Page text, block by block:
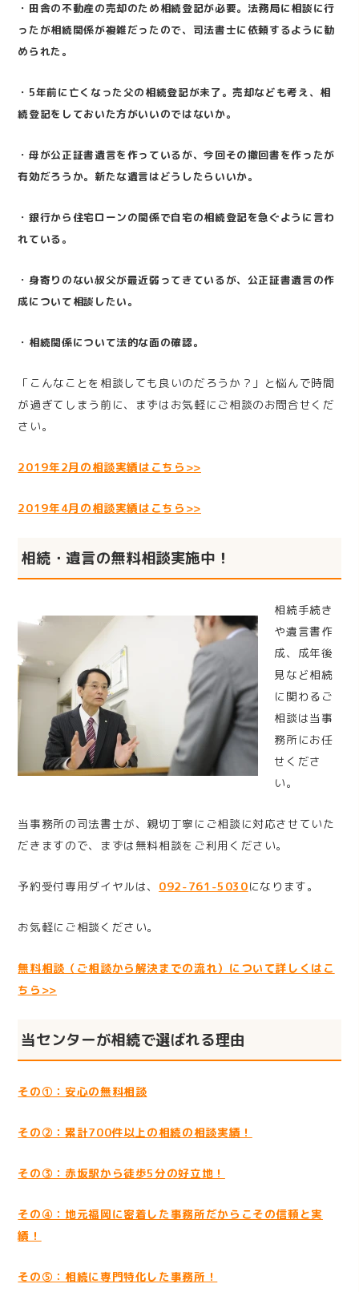
・ 田舎の不動産の売却のため相続登記が必要。法務局に相談に行
ったが相続関係が複雑だったので、司法書士に依頼するように勧
められた。
・5年前に亡くなった父の相続登記が未了。売却なども考え、相
続登記をしておいた方がいいのではないか。
・母が公正証書遺言を作っているが、今回その撤回書を作ったが
有効だろうか。新たな遺言はどうしたらいいか。
・銀行から住宅ローンの関係で自宅の相続登記を急ぐように言わ
れている。
・身寄りのない叔父が最近弱ってきているが、公正証書遺言の作
成について相談したい。
・ 相続関係について法的な面の確認。
「こんなことを相談しても良いのだろうか？」と悩んで時間
が過ぎてしまう前に、まずはお気軽にご相談のお問合せくだ
さい。
2019年2月の相談実績はこちら>>
2019年4月の相談実績はこちら>>
相続・遺言の無料相談実施中！
相続手続き
や遺言書作
成、成年後
見など相続
に関わるご
相談は当事
務所にお任
せくださ
い。
当事務所の司法書士が、親切丁寧にご相談に対応させていた
だきますので、まずは無料相談をご利用ください。
予約受付専用ダイヤルは、 092-761-5030になります。
お気軽にご相談ください。
無料相談（ご相談から解決までの流れ）について詳しくはこ
ちら>>
当センターが相続で選ばれる理由
その①：安心の無料相談
その②：累計700件以上の相続の相談実績！
その③：赤坂駅から徒歩5分の好立地！
その④：地元福岡に密着した事務所だからこその信頼と実
績！
その⑤：相続に専門特化した事務所！